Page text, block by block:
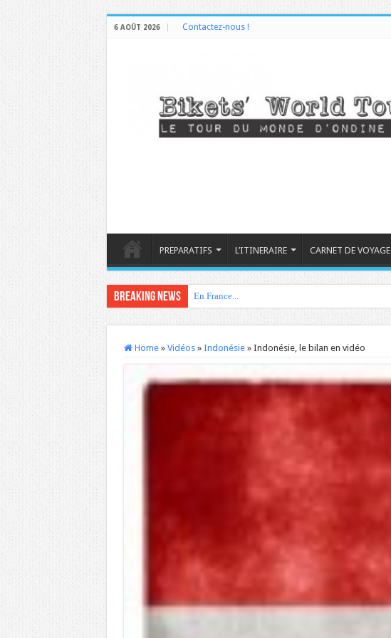
6 AOÛT 2026 Contactez-nous !
PREPARATIFS L’ITINERAIRE CARNET DE VOYAGE
Breaking News En France...
Home » Vidéos » Indonésie » Indonésie, le bilan en vidéo